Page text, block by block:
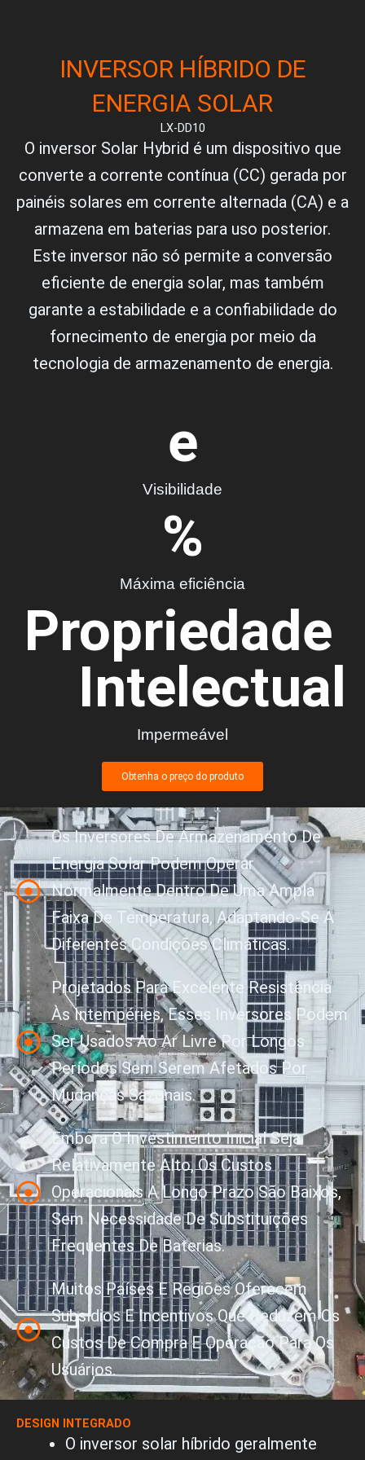
INVERSOR HÍBRIDO DE
ENERGIA SOLAR
LX-DD10
O inversor Solar Hybrid é um dispositivo que
converte a corrente contínua (CC) gerada por
painéis solares em corrente alternada (CA) e a
armazena em baterias para uso posterior.
Este inversor não só permite a conversão
eficiente de energia solar, mas também
garante a estabilidade e a confiabilidade do
fornecimento de energia por meio da
tecnologia de armazenamento de energia.
Visibilidade
e
Máxima eficiência
%
Impermeável
Propriedade
Intelectual
Obtenha o preço do produto
Os Inversores De Armazenamento De
Energia Solar Podem Operar
Normalmente Dentro De Uma Ampla
Faixa De Temperatura, Adaptando-Se A
Diferentes Condições Climáticas.
Projetados Para Excelente Resistência
Às Intempéries, Esses Inversores Podem
Ser Usados Ao Ar Livre Por Longos
Períodos Sem Serem Afetados Por
Mudanças Sazonais.
Embora O Investimento Inicial Seja
Relativamente Alto, Os Custos
Operacionais A Longo Prazo São Baixos,
Sem Necessidade De Substituições
Frequentes De Baterias.
Muitos Países E Regiões Oferecem
Subsídios E Incentivos Que Reduzem Os
Custos De Compra E Operação Para Os
Usuários.
DESIGN INTEGRADO
O inversor solar híbrido geralmente